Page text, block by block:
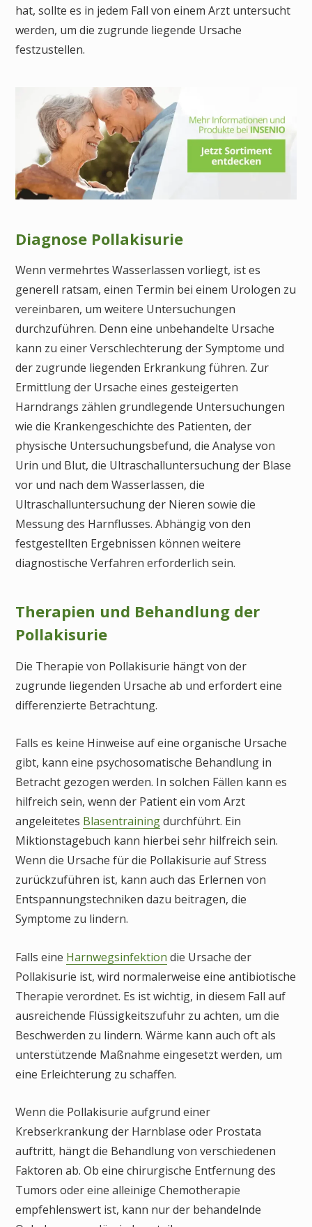
hat, sollte es in jedem Fall von einem Arzt untersucht
werden, um die zugrunde liegende Ursache
festzustellen.
Diagnose Pollakisurie
Wenn vermehrtes Wasserlassen vorliegt, ist es
generell ratsam, einen Termin bei einem Urologen zu
vereinbaren, um weitere Untersuchungen
durchzuführen. Denn eine unbehandelte Ursache
kann zu einer Verschlechterung der Symptome und
der zugrunde liegenden Erkrankung führen. Zur
Ermittlung der Ursache eines gesteigerten
Harndrangs zählen grundlegende Untersuchungen
wie die Krankengeschichte des Patienten, der
physische Untersuchungsbefund, die Analyse von
Urin und Blut, die Ultraschalluntersuchung der Blase
vor und nach dem Wasserlassen, die
Ultraschalluntersuchung der Nieren sowie die
Messung des Harnflusses. Abhängig von den
festgestellten Ergebnissen können weitere
diagnostische Verfahren erforderlich sein.
Therapien und Behandlung der
Pollakisurie
Die Therapie von Pollakisurie hängt von der
zugrunde liegenden Ursache ab und erfordert eine
differenzierte Betrachtung.
Falls es keine Hinweise auf eine organische Ursache
gibt, kann eine psychosomatische Behandlung in
Betracht gezogen werden. In solchen Fällen kann es
hilfreich sein, wenn der Patient ein vom Arzt
angeleitetes Blasentrainingdurchführt. Ein
Miktionstagebuch kann hierbei sehr hilfreich sein.
Wenn die Ursache für die Pollakisurie auf Stress
zurückzuführen ist, kann auch das Erlernen von
Entspannungstechniken dazu beitragen, die
Symptome zu lindern.
Falls eine Harnwegsinfektion die Ursache der
Pollakisurie ist, wird normalerweise eine antibiotische
Therapie verordnet. Es ist wichtig, in diesem Fall auf
ausreichende Flüssigkeitszufuhr zu achten, um die
Beschwerden zu lindern. Wärme kann auch oft als
unterstützende Maßnahme eingesetzt werden, um
eine Erleichterung zu schaffen.
Wenn die Pollakisurie aufgrund einer
Krebserkrankung der Harnblase oder Prostata
auftritt, hängt die Behandlung von verschiedenen
Faktoren ab. Ob eine chirurgische Entfernung des
Tumors oder eine alleinige Chemotherapie
empfehlenswert ist, kann nur der behandelnde